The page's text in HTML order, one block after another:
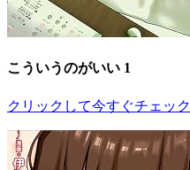
こういうのがいい 1
クリックして今すぐチェック